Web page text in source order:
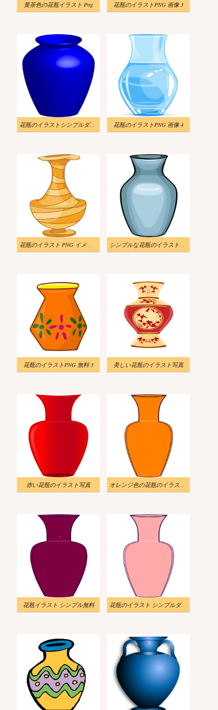
黄茶色の花瓶イラスト Png 花瓶のイラストPNG 画像 3
花瓶のイラストシンプルダウンロード 花瓶のイラストPNG 画像 4
花瓶のイラスト PNG イメージ シンプルな花瓶のイラストPng 無料
花瓶のイラストPNG 無料 3 美しい花瓶のイラスト写真
赤い花瓶のイラスト写真 オレンジ色の花瓶のイラスト写真
花瓶イラスト シンプル無料 花瓶のイラスト シンプルダウンロード 2